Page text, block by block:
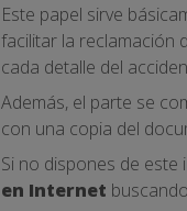
Este papel sirve
facilitar la reclamación
cada detalle del
Además, el parte se
con una copia del
Si no dispones de
en Internet